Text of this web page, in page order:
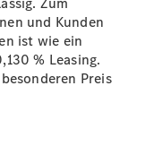
und Kunden
ist wie ein
% Leasing.
Preis